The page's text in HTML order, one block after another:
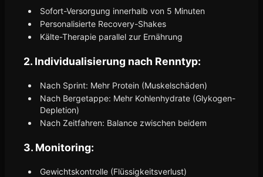
Sofort-Versorgung innerhalb von 5 Minuten
Personalisierte Recovery-Shakes
Kälte-Therapie parallel zur Ernährung
2. Individualisierung nach Renntyp:
Nach Sprint: Mehr Protein (Muskelschäden)
Nach Bergetappe: Mehr Kohlenhydrate (Glykogen-
Depletion)
Nach Zeitfahren: Balance zwischen beidem
3. Monitoring:
Gewichtskontrolle (Flüssigkeitsverlust)